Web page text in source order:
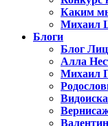
Каким
Михаил
Блоги
Блог
Алла
Михаил